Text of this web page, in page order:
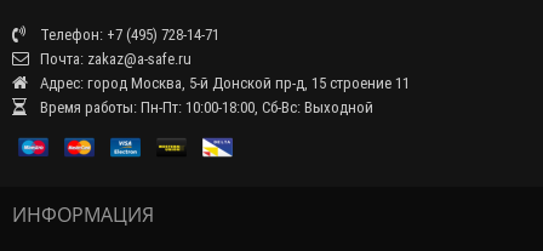
Телефон: +7 (495) 728-14-71
Почта: zakaz@a-safe.ru
Адрес: город Москва, 5-й Донской пр-д, 15 строение 11
Время работы: Пн-Пт: 10:00-18:00, Сб-Вс: Выходной
ИНФОРМАЦИЯ